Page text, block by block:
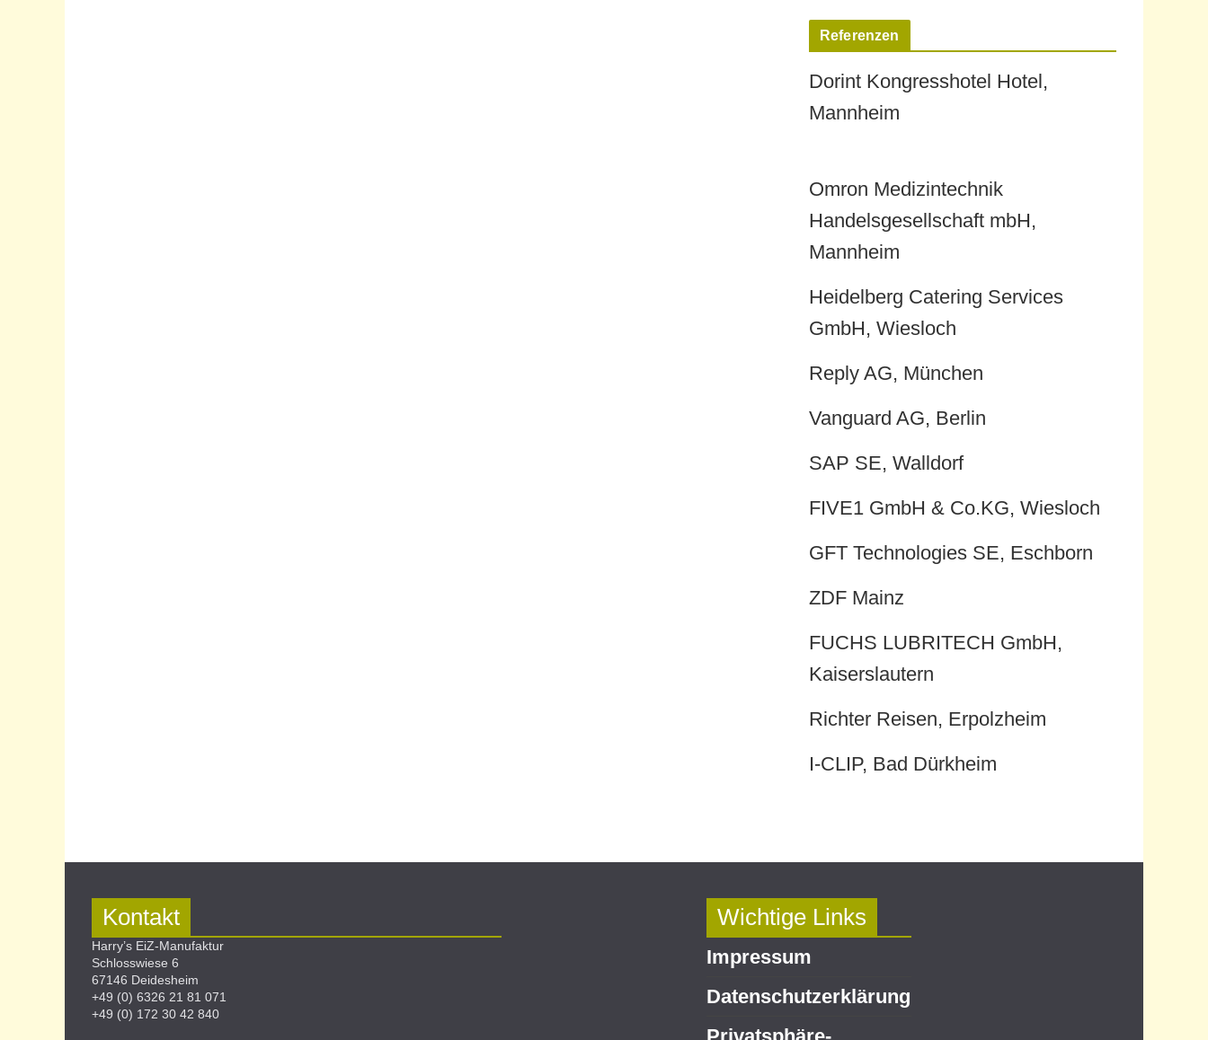
Referenzen
Dorint Kongresshotel Hotel,
Mannheim
Omron Medizintechnik
Handelsgesellschaft mbH,
Mannheim
Heidelberg Catering Services
GmbH, Wiesloch
Reply AG, München
Vanguard AG, Berlin
SAP SE, Walldorf
FIVE1 GmbH & Co.KG, Wiesloch
GFT Technologies SE, Eschborn
ZDF Mainz
FUCHS LUBRITECH GmbH,
Kaiserslautern
Richter Reisen, Erpolzheim
I-CLIP, Bad Dürkheim
Kontakt
Harry’s EiZ-Manufaktur
Schlosswiese 6
67146 Deidesheim
+49 (0) 6326 21 81 071
+49 (0) 172 30 42 840
Wichtige Links
Impressum
Datenschutz­erklärung